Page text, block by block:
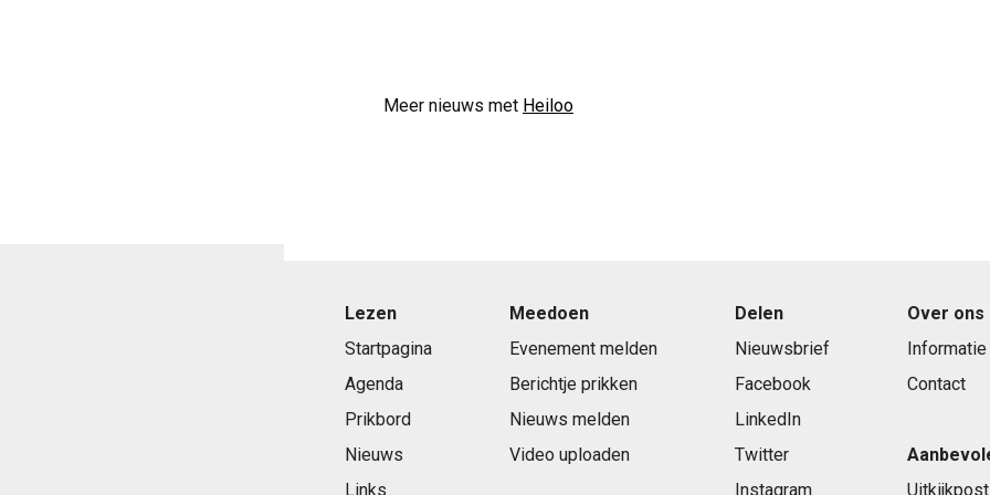
Meer nieuws met Heiloo
Lezen
Startpagina
Agenda
Prikbord
Nieuws
Links
Meedoen
Evenement melden
Berichtje prikken
Nieuws melden
Video uploaden
Delen
Nieuwsbrief
Facebook
LinkedIn
Twitter
Instagram
Over ons
Informatie
Contact
Uitkijkpost